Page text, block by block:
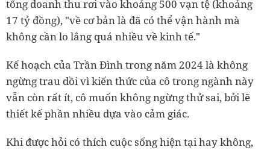
tổng doanh thu rơi vào khoảng 500 vạn tệ (khoảng
17 tỷ đồng), "về cơ bản là đã có thể vận hành mà
không cần lo lắng quá nhiều về kinh tế."
Kế hoạch của Trần Đình trong năm 2024 là không
ngừng trau dồi vì kiến thức của cô trong ngành này
vẫn còn rất ít, cô muốn không ngừng thử sai, bởi lẽ
thiết kế phần nhiều dựa vào cảm giác.
Khi được hỏi có thích cuộc sống hiện tại hay không,